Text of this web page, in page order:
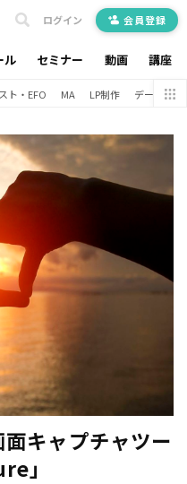
ル セミナー 動画 講座
ログイン 会員登録
ト・EFO MA LP制作 データ分析
面キャプチャツー
」